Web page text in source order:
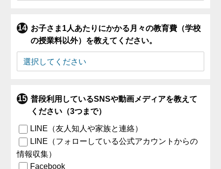
お子さま1人あたりにかかる月々の教育費（学校
の授業料以外）を教えてください。
普段利用しているSNSや動画メディアを教えて
ください（3つまで）
LINE（友人知人や家族と連絡）
LINE（フォローしている公式アカウントからの
情報収集）
Facebook